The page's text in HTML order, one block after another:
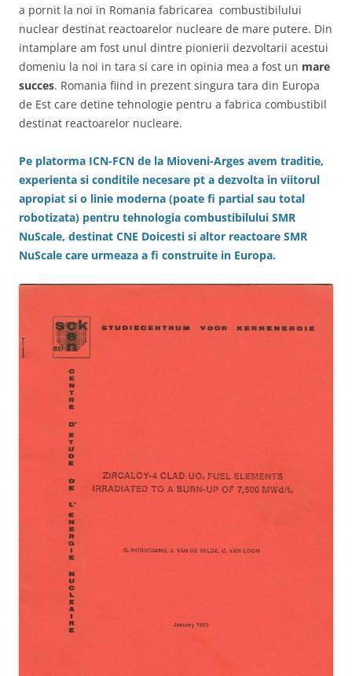
a pornit la noi in Romania fabricarea combustibilului
nuclear destinat reactoarelor nucleare de mare putere. Din
intamplare am fost unul dintre pionierii dezvoltarii acestui
domeniu la noi in tara si care in opinia mea a fost un mare
succes. Romania fiind in prezent singura tara din Europa
de Est care detine tehnologie pentru a fabrica combustibil
destinat reactoarelor nucleare.
Pe platorma ICN-FCN de la Mioveni-Arges avem traditie,
experienta si conditile necesare pt a dezvolta in viitorul
apropiat si o linie moderna (poate fi partial sau total
robotizata) pentru tehnologia combustibilului SMR
NuScale, destinat CNE Doicesti si altor reactoare SMR
NuScale care urmeaza a fi construite in Europa.